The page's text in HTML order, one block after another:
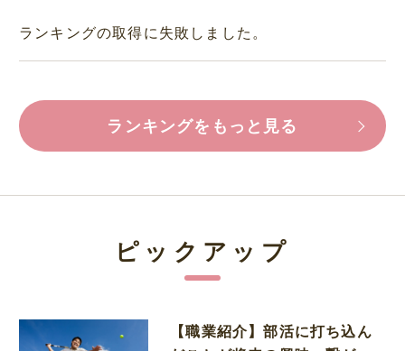
ランキングの取得に失敗しました。
ランキングをもっと見る
ピックアップ
【職業紹介】部活に打ち込ん